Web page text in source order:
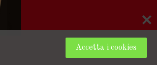
Accetta i cookies